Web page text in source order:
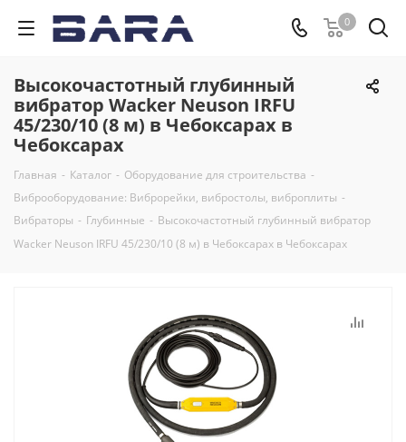
0
Высокочастотный глубинный
вибратор Wacker Neuson IRFU
45/230/10 (8 м) в Чебоксарах в
Чебоксарах
Главная - Каталог - Оборудование для строительства -
Виброоборудование: Виброрейки, вибростолы, виброплиты -
Вибраторы - Глубинные - Высокочастотный глубинный вибратор
Wacker Neuson IRFU 45/230/10 (8 м) в Чебоксарах в Чебоксарах